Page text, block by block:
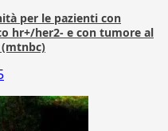
per le pazienti con
hr+/her2- e con tumore al